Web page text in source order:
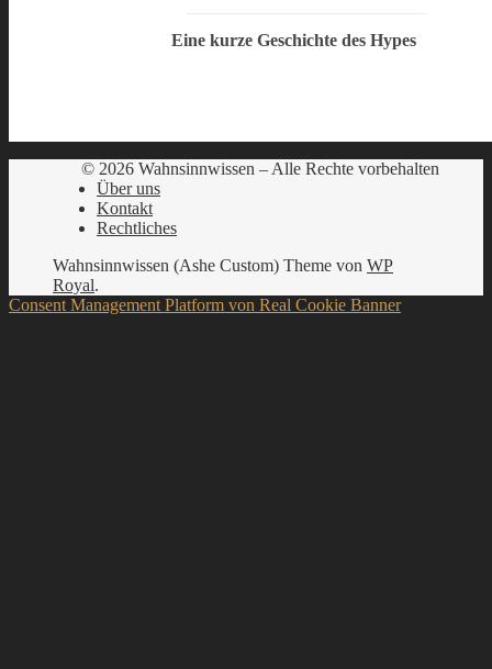
Eine kurze Geschichte des Hypes
© 2026 Wahnsinnwissen – Alle Rechte vorbehalten
Über uns
Kontakt
Rechtliches
Wahnsinnwissen (Ashe Custom) Theme von WP
Royal.
Consent Management Platform von Real Cookie Banner